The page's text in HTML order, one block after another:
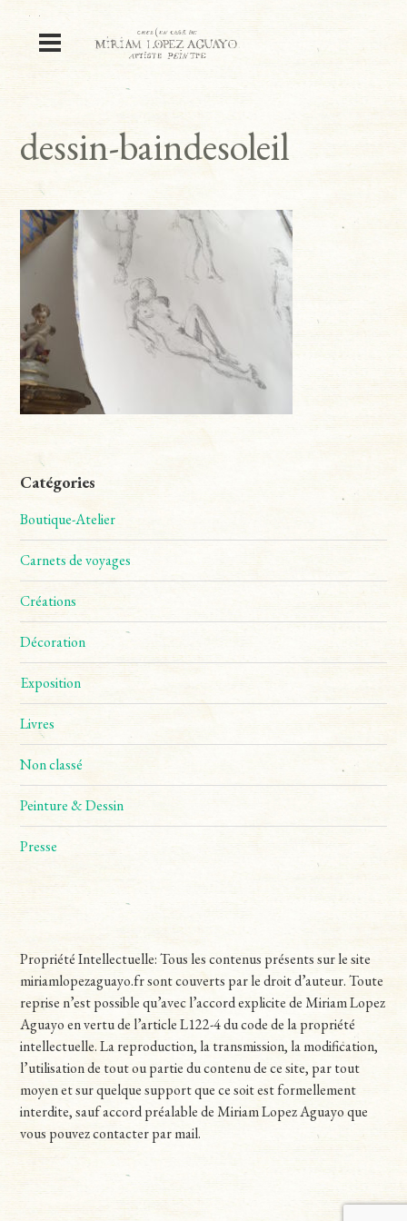
dessin-baindesoleil
Catégories
Boutique-Atelier
Carnets de voyages
Créations
Décoration
Exposition
Livres
Non classé
Peinture & Dessin
Presse
Propriété Intellectuelle: Tous les contenus présents sur le site
miriamlopezaguayo.fr sont couverts par le droit d’auteur. Toute
reprise n’est possible qu’avec l’accord explicite de Miriam Lopez
Aguayo en vertu de l’article L122-4 du code de la propriété
intellectuelle. La reproduction, la transmission, la modification,
l’utilisation de tout ou partie du contenu de ce site, par tout
moyen et sur quelque support que ce soit est formellement
interdite, sauf accord préalable de Miriam Lopez Aguayo que
vous pouvez contacter par mail.